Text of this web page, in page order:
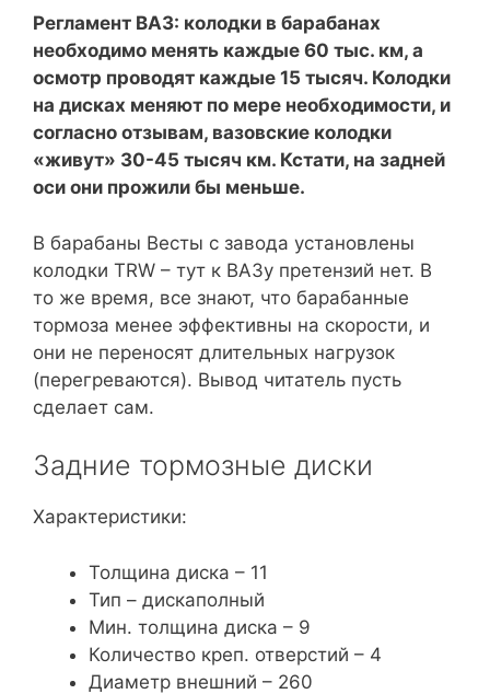
Регламент ВАЗ: колодки в барабанах
необходимо менять каждые 60 тыс. км, а
осмотр проводят каждые 15 тысяч. Колодки
на дисках меняют по мере необходимости, и
согласно отзывам, вазовские колодки
«живут» 30-45 тысяч км. Кстати, на задней
оси они прожили бы меньше.
В барабаны Весты с завода установлены
колодки TRW – тут к ВАЗу претензий нет. В
то же время, все знают, что барабанные
тормоза менее эффективны на скорости, и
они не переносят длительных нагрузок
(перегреваются). Вывод читатель пусть
сделает сам.
Задние тормозные диски
Характеристики:
Толщина диска – 11
Тип – дискаполный
Мин. толщина диска – 9
Количество креп. отверстий – 4
Диаметр внешний – 260